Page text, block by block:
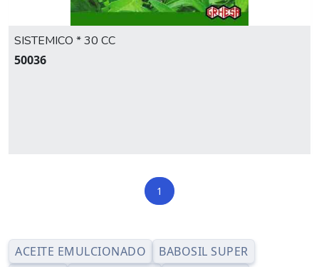
SISTEMICO * 30 CC
50036
1
ACEITE EMULCIONADO
BABOSIL SUPER